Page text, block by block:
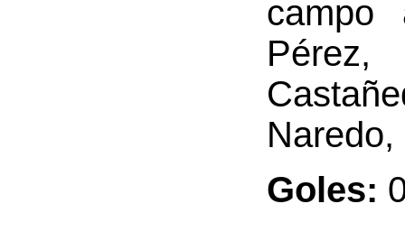
campo
Goles: